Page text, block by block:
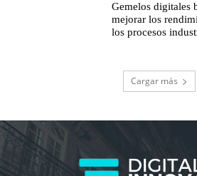
Gemelos digitales
mejorar los
los procesos
Cargar más